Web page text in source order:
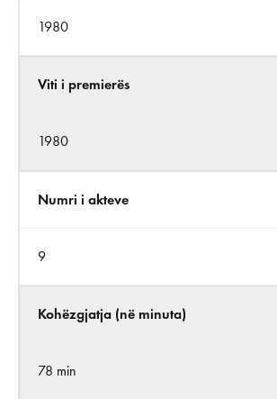
1980
Viti i premierës
1980
Numri i akteve
9
Kohëzgjatja (në minuta)
78 min